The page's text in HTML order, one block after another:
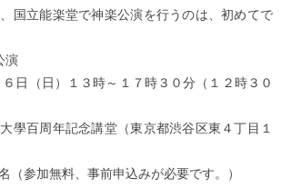
国立能楽堂で神楽公演を行うのは、初めてで
演
（日）１３時～１７時３０分（１２時３０
周年記念講堂（東京都渋谷区東４丁目１
加無料、事前申込みが必要です。）